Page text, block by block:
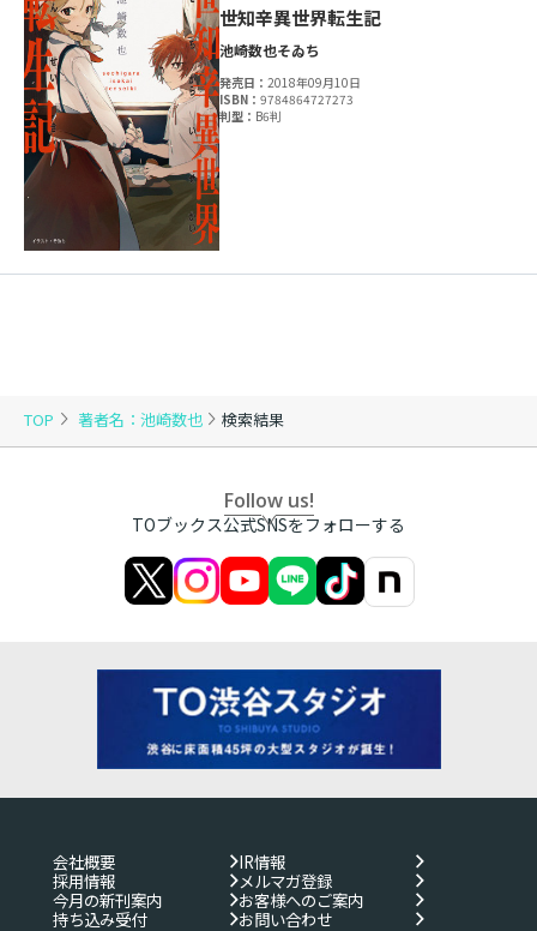
TOP 著者名：池崎数也 検索結果
世知辛異世界転生記
池崎数也そゐち
発売日：2018年09月10日
ISBN：9784864727273
判型： B6判
Follow us!
TOブックス公式SNSをフォローする
会社概要
IR情報
採用情報
メルマガ登録
今月の新刊案内
お客様へのご案内
持ち込み受付
お問い合わせ